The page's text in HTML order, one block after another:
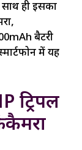
ही इसका
बैटरी
में यह
ट्रिपल
कैमरा